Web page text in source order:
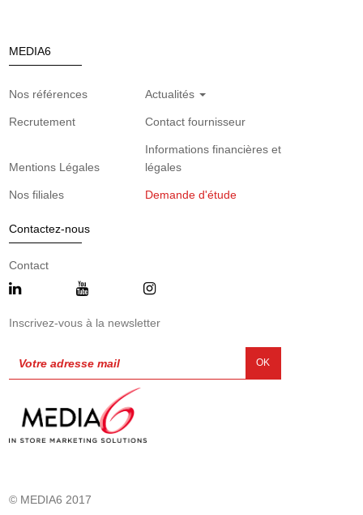
MEDIA6
Nos références Actualités
Recrutement Contact fournisseur
Mentions Légales
Informations financières et
légales
Nos filiales Demande d'étude
Contactez-nous
Contact
Inscrivez-vous à la newsletter
OK
© MEDIA6 2017